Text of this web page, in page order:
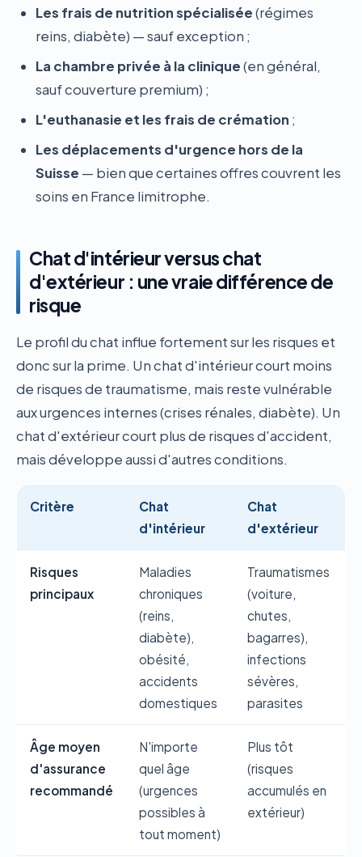
Les frais de nutrition spécialisée(régimes
reins, diabète) — sauf exception ;
La chambre privée à la clinique(en général,
sauf couverture premium) ;
L'euthanasie et les frais de crémation ;
Les déplacements d'urgence hors de la
Suisse — bien que certaines offres couvrent les
soins en France limitrophe.
Chat d'intérieur versus chat
d'extérieur : une vraie différence de
risque
Le profil du chat influe fortement sur les risques et
donc sur la prime. Un chat d'intérieur court moins
de risques de traumatisme, mais reste vulnérable
aux urgences internes (crises rénales, diabète). Un
chat d'extérieur court plus de risques d'accident,
mais développe aussi d'autres conditions.
Critère
Chat
d'intérieur
Chat
d'extérieur
Risques
principaux
Maladies
chroniques
(reins,
diabète),
obésité,
accidents
domestiques
Traumatismes
(voiture,
chutes,
bagarres),
infections
sévères,
parasites
Âge moyen
d'assurance
recommandé
N'importe
quel âge
(urgences
possibles à
tout moment)
Plus tôt
(risques
accumulés en
extérieur)